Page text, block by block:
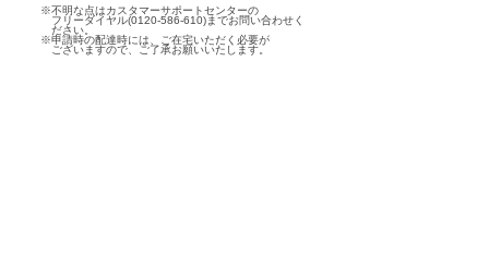
※不明な点はカスタマーサポートセンターの
フリーダイヤル(0120-586-610)までお問い合わせく
ださい。
※申請時の配達時には、ご在宅いただく必要が
ございますので、ご了承お願いいたします。